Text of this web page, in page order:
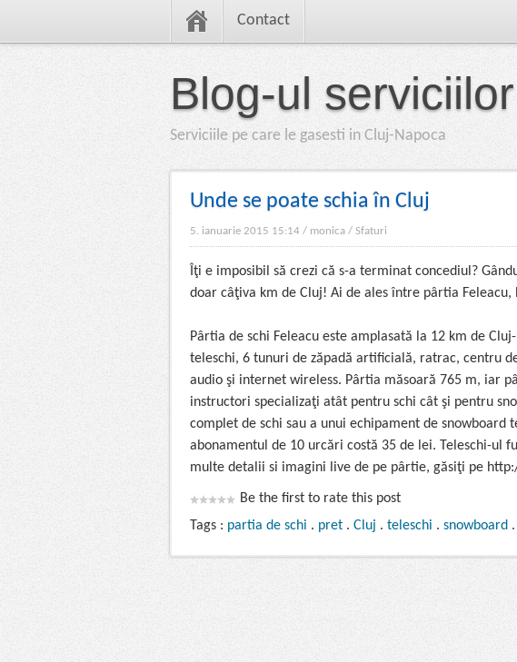
Contact
Blog-ul serviciilor
Serviciile pe care le gasesti in Cluj-Napoca
Unde se poate schia în Cluj
5. ianuarie 2015 15:14 / monica / Sfaturi
Îţi e imposibil să crezi că s-a terminat concediul?
doar câţiva km de Cluj! Ai de ales între pârtia Feleacu,
Pârtia de schi Feleacu este amplasată la 12 km de
teleschi, 6 tunuri de zăpadă artificială, ratrac, centru
audio şi internet wireless. Pârtia măsoară 765 m, iar
instructori specializaţi atât pentru schi cât şi pentru
complet de schi sau a unui echipament de snowboard
abonamentul de 10 urcări costă 35 de lei. Teleschi-ul
multe detalii si imagini live de pe pârtie, găsiţi pe
Be the first to rate this post
Tags : partia de schi . pret . Cluj . teleschi . snowboard .